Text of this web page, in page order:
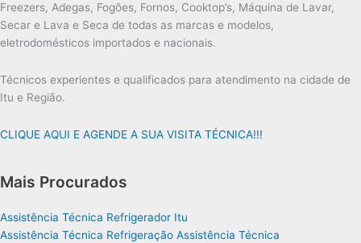
Freezers, Adegas, Fogões, Fornos, Cooktop’s, Máquina de Lavar,
Secar e Lava e Seca de todas as marcas e modelos,
eletrodomésticos importados e nacionais.
Técnicos experientes e qualificados para atendimento na cidade de
Itu e Região.
CLIQUE AQUI E AGENDE A SUA VISITA TÉCNICA!!!
Mais Procurados
Assistência Técnica Refrigerador Itu
Assistência Técnica Refrigeração Assistência Técnica